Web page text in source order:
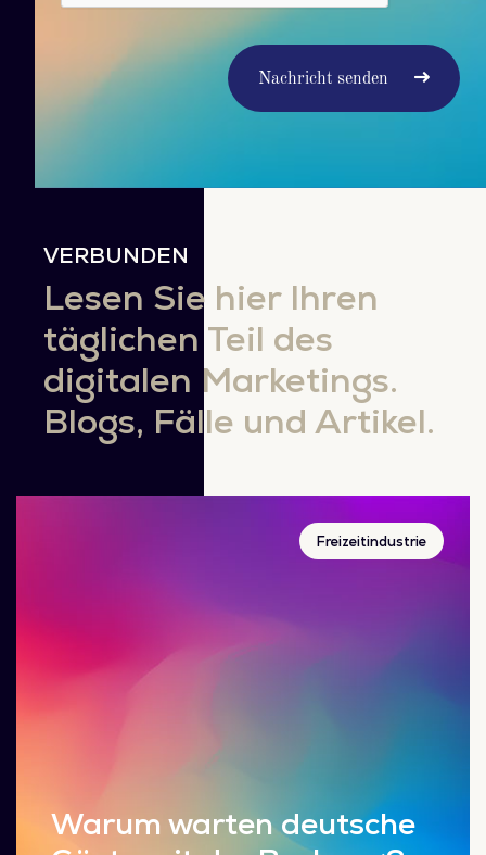
Nachricht senden
VERBUNDEN
Lesen Sie hier Ihren
täglichen Teil des
digitalen Marketings.
Blogs, Fälle und Artikel.
Freizeitindustrie
Warum warten deutsche